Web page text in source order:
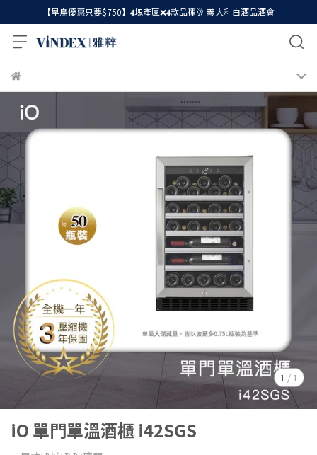
【早鳥優惠只要$750】𝟒塊產區❌𝟒款品種🥂 義大利白酒品酒會
1 / 1
iO 單門單溫酒櫃 i42SGS